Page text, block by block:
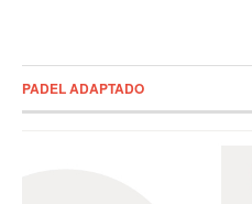
PADEL ADAPTADO